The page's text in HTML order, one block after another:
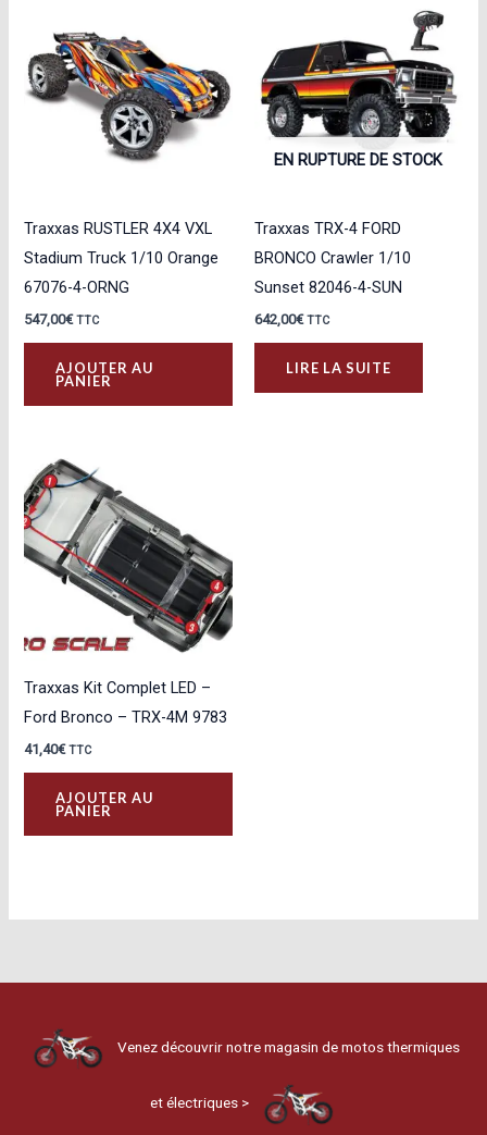
Traxxas RUSTLER 4X4 VXL
Stadium Truck 1/10 Orange
67076-4-ORNG
547,00€ TTC
AJOUTER AU
PANIER
EN RUPTURE DE STOCK
Traxxas TRX-4 FORD
BRONCO Crawler 1/10
Sunset 82046-4-SUN
642,00€ TTC
LIRE LA SUITE
Traxxas Kit Complet LED –
Ford Bronco – TRX-4M 9783
41,40€ TTC
AJOUTER AU
PANIER
Venez découvrir notre magasin de motos thermiques
et électriques >